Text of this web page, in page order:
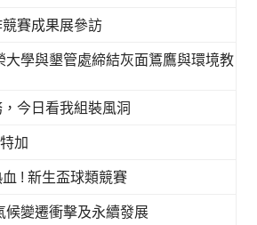
賽成果展參訪
大學與墾管處締結灰面鵟鷹與環境教
今日看我組裝風洞
加
! 新生盃球類競賽
候變遷衝擊及永續發展